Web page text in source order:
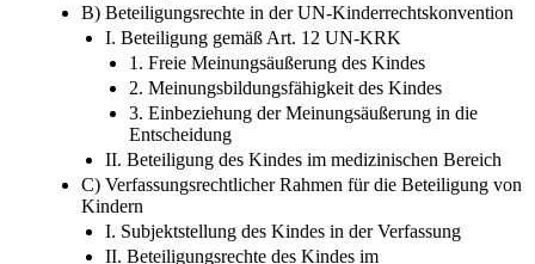
B) Beteiligungsrechte in der UN-Kinderrechtskonvention
I. Beteiligung gemäß Art. 12 UN-KRK
1. Freie Meinungsäußerung des Kindes
2. Meinungsbildungsfähigkeit des Kindes
3. Einbeziehung der Meinungsäußerung in die
Entscheidung
II. Beteiligung des Kindes im medizinischen Bereich
C) Verfassungsrechtlicher Rahmen für die Beteiligung von
Kindern
I. Subjektstellung des Kindes in der Verfassung
II. Beteiligungsrechte des Kindes im